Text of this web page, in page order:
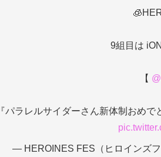
9組目は
【
『パラレルサイダーさん新体制おめで
— HEROINES FES（ヒロインズ